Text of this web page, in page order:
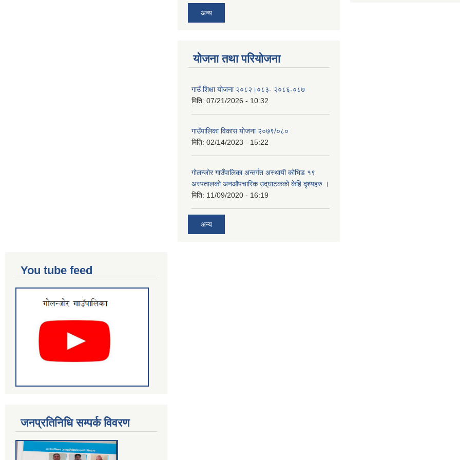
अन्य
योजना तथा परियोजना
गाउँ शिक्षा योजना २०८२।०८३- २०८६-०८७
मिति: 07/21/2026 - 10:32
गाउँपालिका विकास योजना २०७९/०८०
मिति: 02/14/2023 - 15:22
गोलन्जोर गाउँपालिका अन्तर्गत अस्थायी कोभिड १९
अस्पतालको अनऔपचारिक उद्‌घाटकको केहि दृश्यहरु ।
मिति: 11/09/2020 - 16:19
अन्य
You tube feed
जनप्रतिनिधि सम्पर्क विवरण